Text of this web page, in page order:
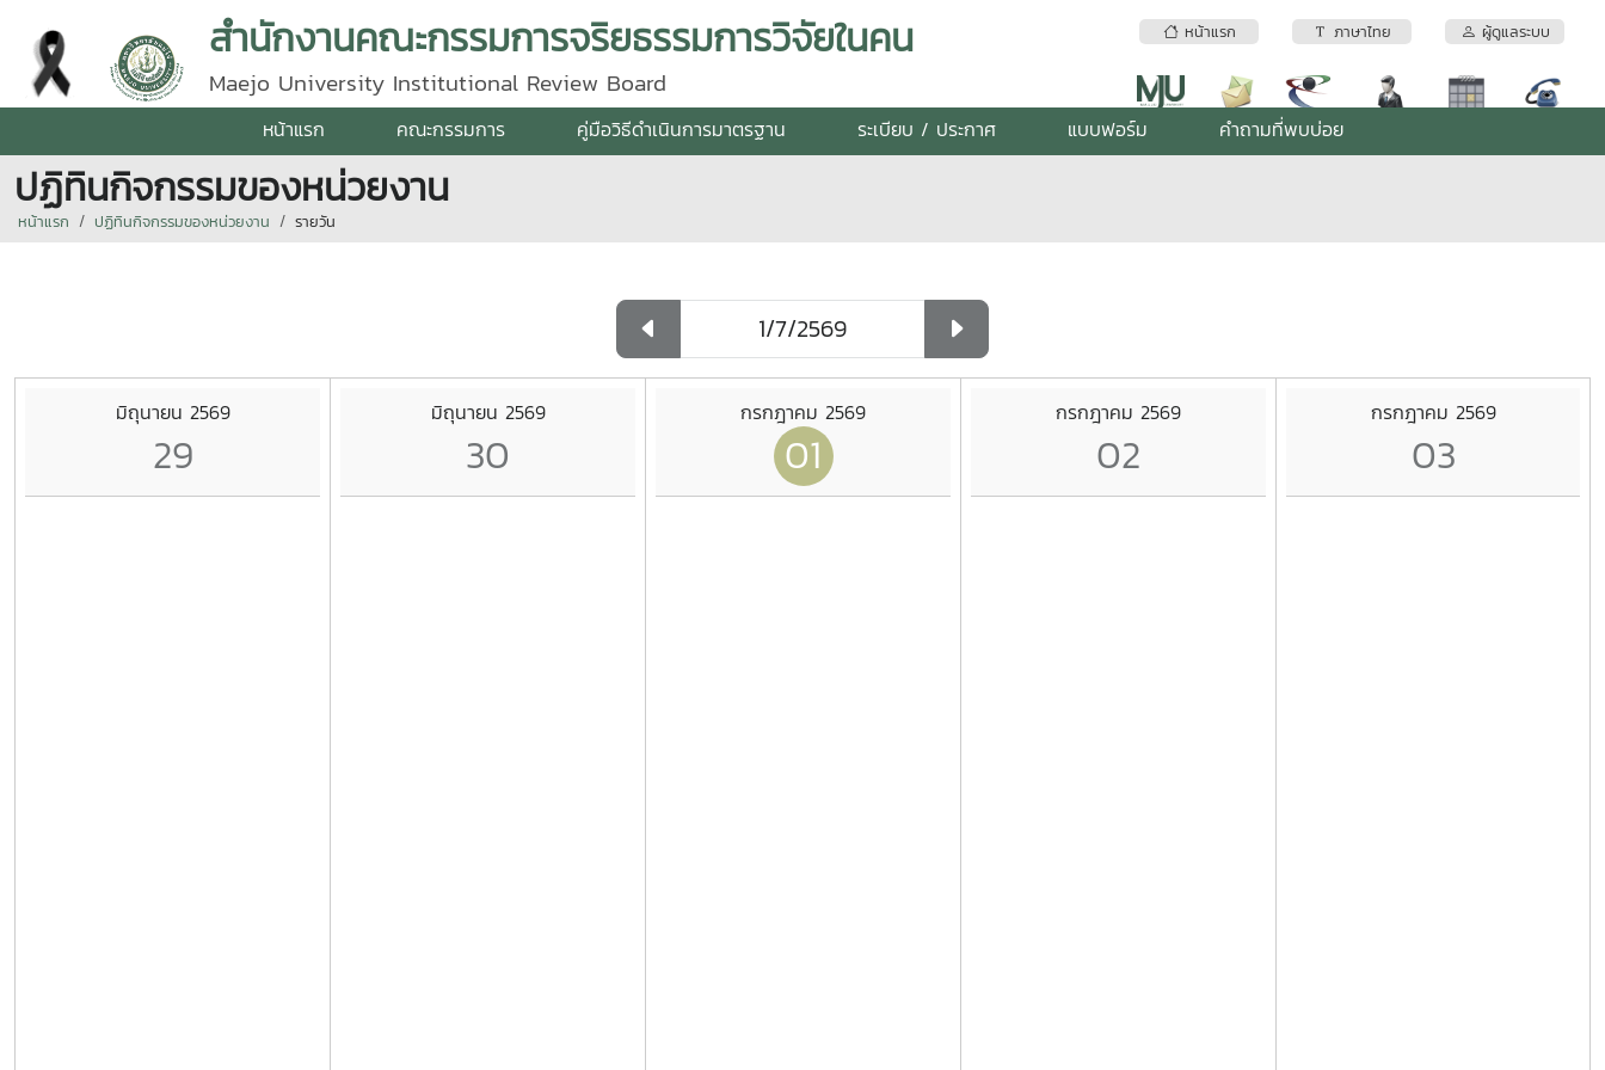
หน้าแรก ภาษาไทย ผู้ดูแลระบบ
สำนักงานคณะกรรมการจริยธรรมการวิจัยในคน
Maejo University Institutional Review Board
หน้าแรก คณะกรรมการ คู่มือวิธีดำเนินการมาตรฐาน ระเบียบ / ประกาศ แบบฟอร์ม คำถามที่พบบ่อย
ปฏิทินกิจกรรมของหน่วยงาน
หน้าแรก ปฏิทินกิจกรรมของหน่วยงาน รายวัน
มิถุนายน 2569
29
มิถุนายน 2569
30
กรกฎาคม 2569
01
กรกฎาคม 2569
02
กรกฎาคม 2569
03